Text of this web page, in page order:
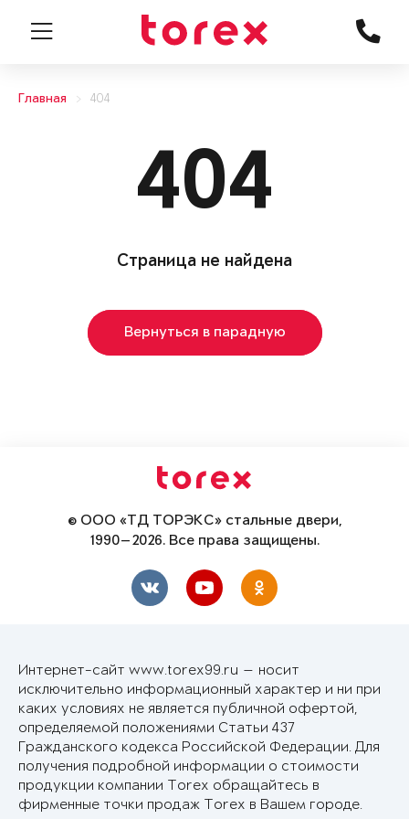
Главная 404
404
Страница не найдена
Вернуться в парадную
© ООО «ТД ТОРЭКС» стальные двери,
1990—2026. Все права защищены.
Интернет-сайт www.torex99.ru — носит
исключительно информационный характер и ни при
каких условиях не является публичной офертой,
определяемой положениями Статьи 437
Гражданского кодекса Российской Федерации. Для
получения подробной информации о стоимости
продукции компании Torex обращайтесь в
фирменные точки продаж Torex в Вашем городе.